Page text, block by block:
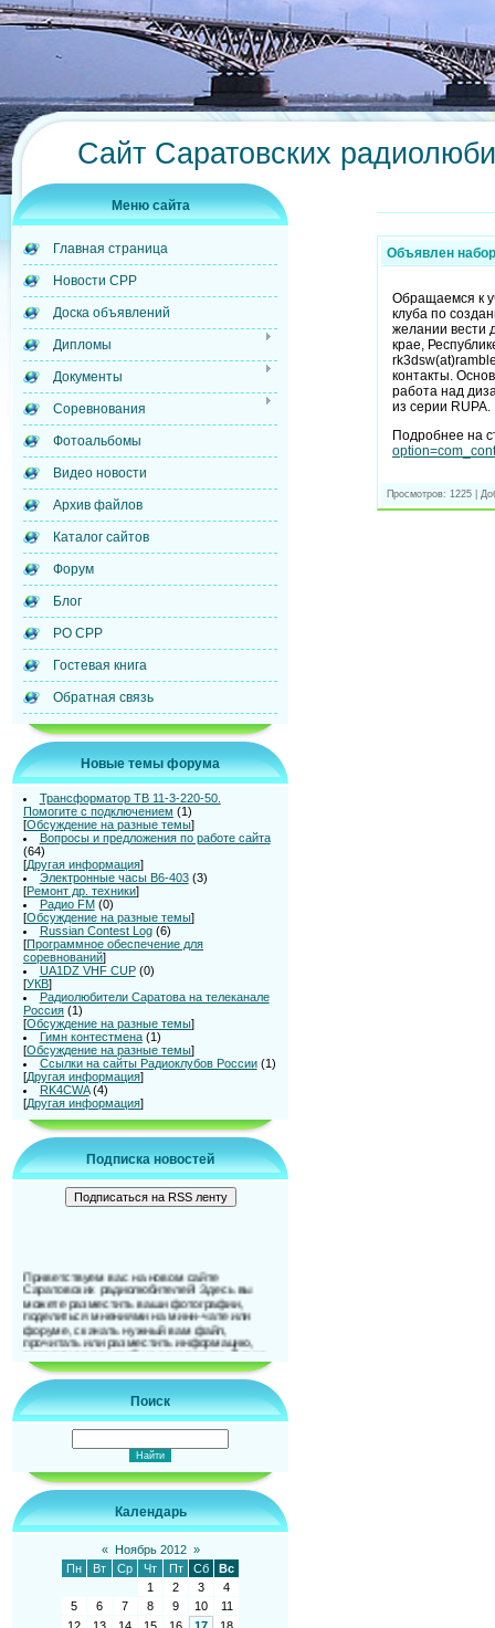
Сайт Саратовских
Меню сайта
Главная страница
Новости СРР
Доска объявлений
Дипломы
Документы
Соревнования
Фотоальбомы
Видео новости
Архив файлов
Каталог сайтов
Форум
Блог
РО СРР
Гостевая книга
Обратная связь
Новые темы форума
Трансформатор ТВ 11-3-220-50.
Помогите с подключением (1)
[Обсуждение на разные темы]
Вопросы и предложения по работе сайта
(64)
[Другая информация]
Электронные часы В6-403 (3)
[Ремонт др. техники]
Радио FM (0)
[Обсуждение на разные темы]
Russian Contest Log (6)
[Программное обеспечение для
соревнований]
UA1DZ VHF CUP (0)
[УКВ]
Радиолюбители Саратова на телеканале
Россия (1)
[Обсуждение на разные темы]
Гимн контестмена (1)
[Обсуждение на разные темы]
Ссылки на сайты Радиоклубов России (1)
[Другая информация]
RK4CWA (4)
[Другая информация]
Подписка новостей
Приветствуем вас на новом сайте
Саратовских радиолюбителей! Здесь вы
можете разместить ваши фотографии,
поделиться мнениями на мини-чате или
форуме, скачать нужный вам файл,
прочитать или разместить информацию,
поделиться ссылкой на ваш ресурс. Также
можно и подписаться на новости сайта. До
встречи на страницах сайта!
Поиск
Календарь
« Ноябрь 2012 »
Пн
Вт Ср Чт Пт Сб
Вс
1
2 3
4
5
6 7 8 9 10
11
Объявлен
Обращаемся к
клуба по
желании вести
крае,
контакты.
работа над
из серии RUPA.
Подробнее на
Просмотров: 1225 |